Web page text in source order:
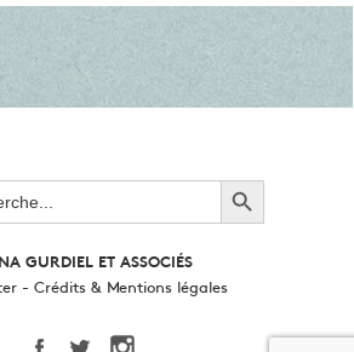
Search Button
GURDIEL ET ASSOCIÉS
- Crédits & Mentions légales